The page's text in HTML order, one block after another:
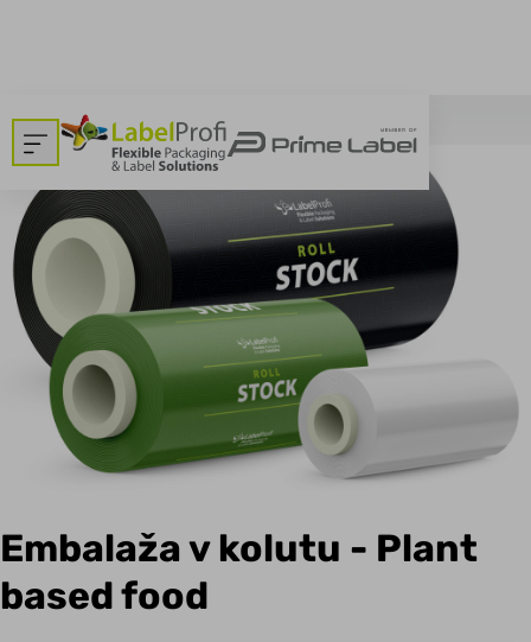
Dom Embalaža v kolutu - Plant based food
Embalaža v kolutu - Plant
based food